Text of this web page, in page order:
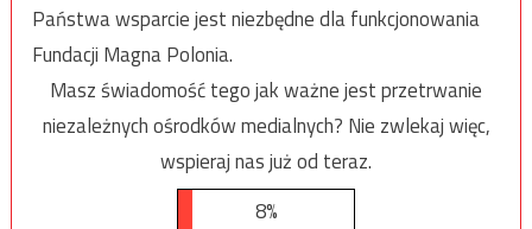
Państwa wsparcie jest niezbędne dla funkcjonowania
Fundacji Magna Polonia.
Masz świadomość tego jak ważne jest przetrwanie
niezależnych ośrodków medialnych? Nie zwlekaj więc,
wspieraj nas już od teraz.
8%